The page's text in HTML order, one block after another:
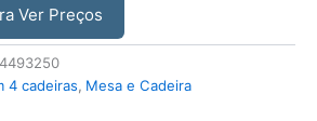
Ver Preços
4 cadeiras, Mesa e Cadeira